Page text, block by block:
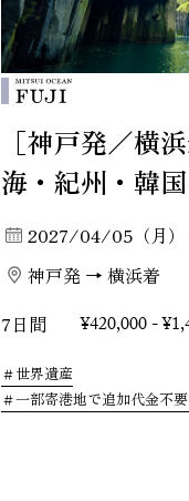
［神戸発／横
海・紀州・韓
2027/04/05（月）
神戸発 → 横浜着
7日間
¥420,000 -
世界遺産
一部寄港地で追加代金不